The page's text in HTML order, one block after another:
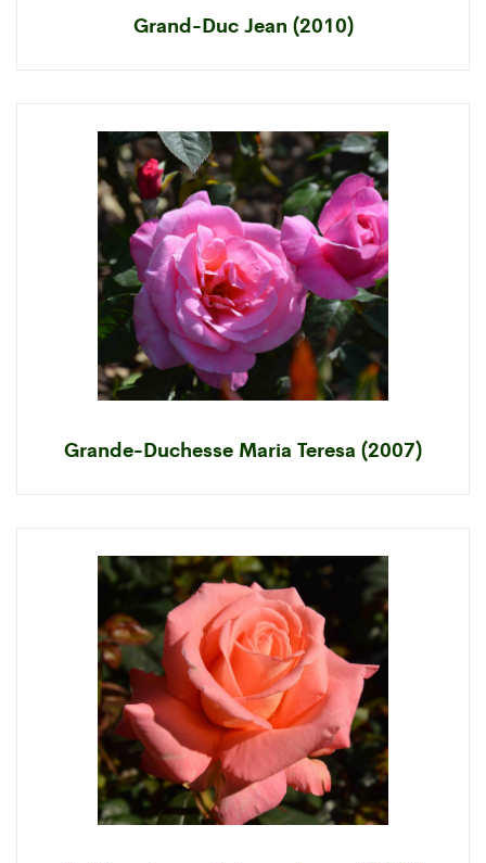
Grand-Duc Jean (2010)
Grande-Duchesse Maria Teresa (2007)